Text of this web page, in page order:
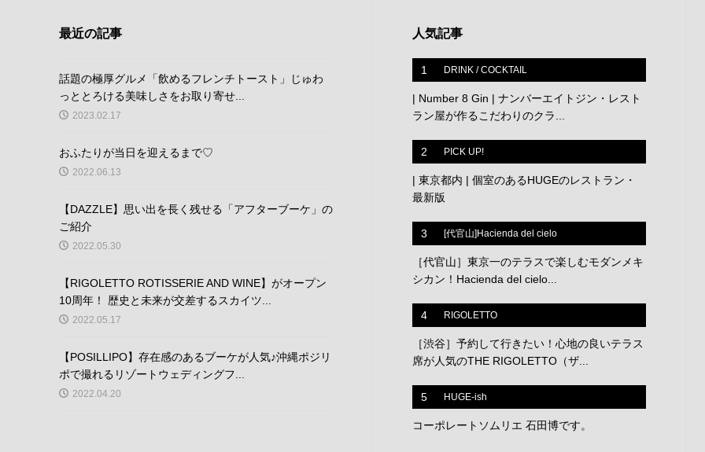
最近の記事
話題の極厚グルメ「飲めるフレンチトースト」じゅわ
っととろける美味しさをお取り寄せ...
2023.02.17
おふたりが当日を迎えるまで♡
2022.06.13
【DAZZLE】思い出を長く残せる「アフターブーケ」の
ご紹介
2022.05.30
【RIGOLETTO ROTISSERIE AND WINE】がオープン
10周年！ 歴史と未来が交差するスカイツ...
2022.05.17
【POSILLIPO】存在感のあるブーケが人気♪沖縄ポジリ
ポで撮れるリゾートウェディングフ...
2022.04.20
人気記事
1 DRINK / COCKTAIL
| Number 8 Gin | ナンバーエイトジン・レスト
ラン屋が作るこだわりのクラ...
2 PICK UP!
| 東京都内 | 個室のあるHUGEのレストラン・
最新版
3 [代官山]Hacienda del cielo
［代官山］東京一のテラスで楽しむモダンメキ
シカン！Hacienda del cielo...
4 RIGOLETTO
［渋谷］予約して行きたい！心地の良いテラス
席が人気のTHE RIGOLETTO（ザ...
5 HUGE-ish
コーポレートソムリエ 石田博です。